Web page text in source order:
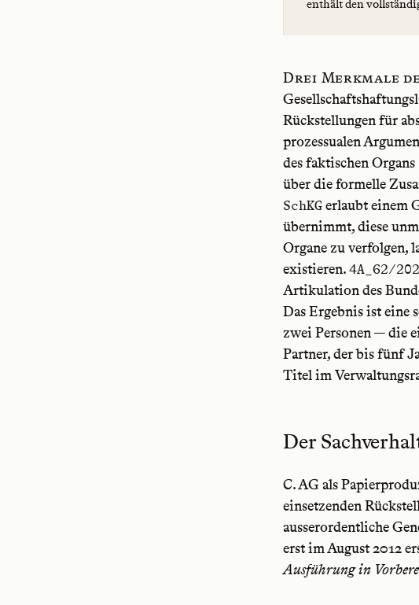
enthält den
Drei Merkmale
Rückstellungen für
prozessualen
des faktischen Organs
über die formelle
SchKGerlaubt einem
übernimmt, diese
Organe zu verfolgen,
existieren. 4A_62/
Artikulation des
Das Ergebnis ist
zwei Personen — die
Partner, der bis fünf
Titel im
Der
C. AG als
einsetzenden
ausserordentliche
erst im August 2012
Ausführung in